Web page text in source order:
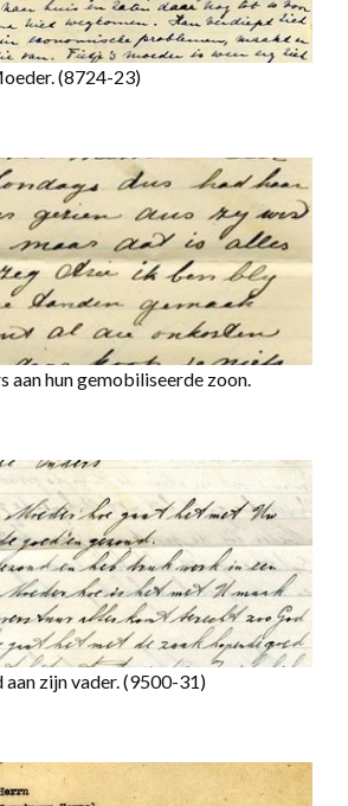
(8724-23)
aan hun gemobiliseerde zoon.
zijn vader.(9500-31)